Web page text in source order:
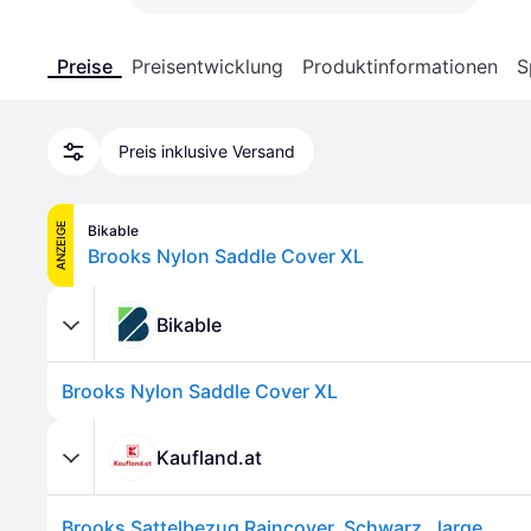
Preise Preisentwicklung Produktinformationen
Preis inklusive Versand
ANZEIGE Bikable
Brooks Nylon Saddle Cover XL
Bikable
Brooks Nylon Saddle Cover XL
Kaufland.at